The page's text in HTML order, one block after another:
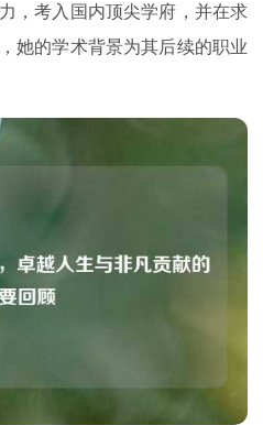
，考入国内顶尖学府，并在求
她的学术背景为其后续的职业